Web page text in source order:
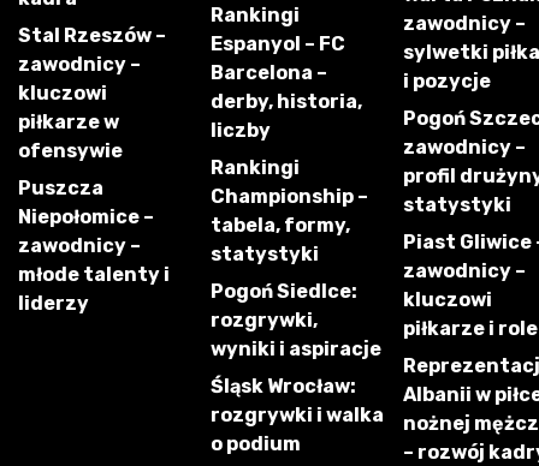
Stal Rzeszów –
zawodnicy –
kluczowi
piłkarze w
ofensywie
Puszcza
Niepołomice –
zawodnicy –
młode talenty i
liderzy
Rankingi
Espanyol – FC
Barcelona –
derby, historia,
liczby
Rankingi
Championship –
tabela, formy,
statystyki
Pogoń Siedlce:
rozgrywki,
wyniki i aspiracje
Śląsk Wrocław:
rozgrywki i walka
o podium
zawodnicy –
sylwetki
i pozycje
Pogoń
zawodnicy –
profil
statystyki
Piast Gliwice
zawodnicy –
kluczowi
piłkarze i role
Albanii w
nożnej
– rozwój